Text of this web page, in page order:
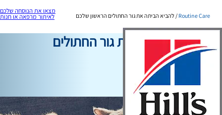
מצאו את הנוסחה שלכם
לאיתור מרפאה או חנות Routine Care להביא הביתה את גור החתולים הראשון שלכם
להביא הביתה את גור החתולים
הראשון שלכם
כותב צוות